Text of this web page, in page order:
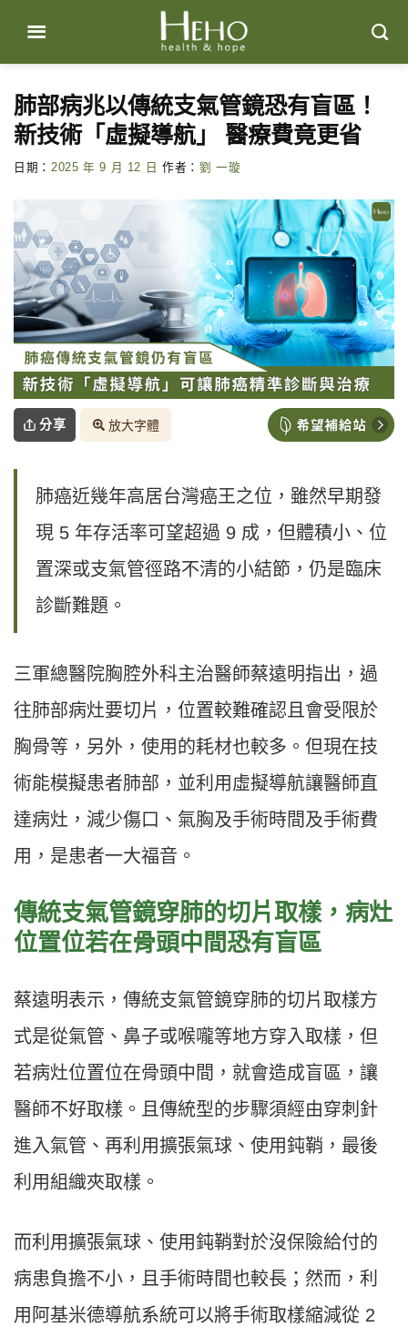
content
肺部病兆以傳統支氣管鏡恐有盲區！
新技術「虛擬導航」 醫療費竟更省
日期： 2025 年 9 月 12 日 作者： 劉 一璇
分享 放大字體
肺癌近幾年高居台灣癌王之位，雖然早期發
現 5 年存活率可望超過 9 成，但體積小、位
置深或支氣管徑路不清的小結節，仍是臨床
診斷難題。
三軍總醫院胸腔外科主治醫師蔡遠明指出，過
往肺部病灶要切片，位置較難確認且會受限於
胸骨等，另外，使用的耗材也較多。但現在技
術能模擬患者肺部，並利用虛擬導航讓醫師直
達病灶，減少傷口、氣胸及手術時間及手術費
用，是患者一大福音。
傳統支氣管鏡穿肺的切片取樣，病灶
位置位若在骨頭中間恐有盲區
蔡遠明表示，傳統支氣管鏡穿肺的切片取樣方
式是從氣管、鼻子或喉嚨等地方穿入取樣，但
若病灶位置位在骨頭中間，就會造成盲區，讓
醫師不好取樣。且傳統型的步驟須經由穿刺針
進入氣管、再利用擴張氣球、使用鈍鞘，最後
利用組織夾取樣。
而利用擴張氣球、使用鈍鞘對於沒保險給付的
病患負擔不小，且手術時間也較長；然而，利
用阿基米德導航系統可以將手術取樣縮減從 2